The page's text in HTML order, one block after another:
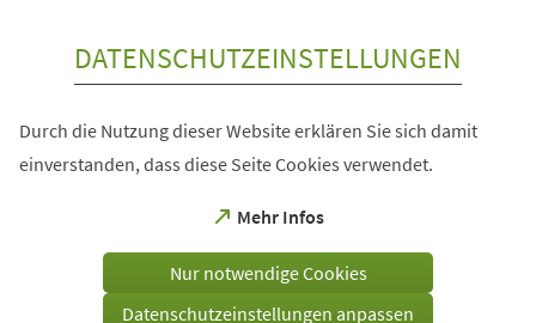
DATENSCHUTZEINSTELLUNGEN
Durch die Nutzung dieser Website erklären Sie sich damit
einverstanden, dass diese Seite Cookies verwendet.
Mehr Infos
(Öffnet
einem
Tab)
Nur notwendige Cookies
Datenschutzeinstellungen anpassen